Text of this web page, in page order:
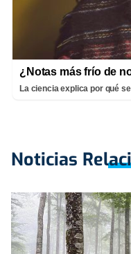
¿Notas más frío de
La ciencia explica por qué
Noticias